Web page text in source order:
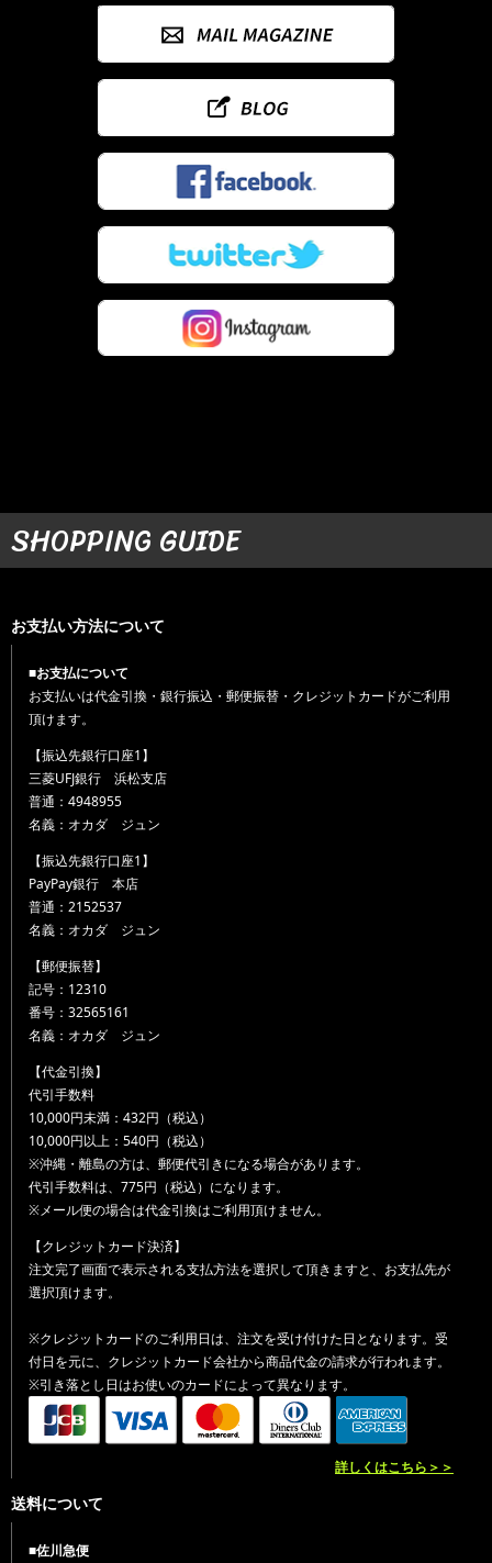
SHOPPING GUIDE
お支払い方法について
■お支払について
お支払いは代金引換・銀行振込・郵便振替・クレジットカードがご利用
頂けます。
【振込先銀行口座1】
三菱UFJ銀行 浜松支店
普通：4948955
名義：オカダ ジュン
【振込先銀行口座1】
PayPay銀行 本店
普通：2152537
名義：オカダ ジュン
【郵便振替】
記号：12310
番号：32565161
名義：オカダ ジュン
【代金引換】
代引手数料
10,000円未満：432円（税込）
10,000円以上：540円（税込）
※沖縄・離島の方は、郵便代引きになる場合があります。
代引手数料は、775円（税込）になります。
※メール便の場合は代金引換はご利用頂けません。
【クレジットカード決済】
注文完了画面で表示される支払方法を選択して頂きますと、お支払先が
選択頂けます。
※クレジットカードのご利用日は、注文を受け付けた日となります。受
付日を元に、クレジットカード会社から商品代金の請求が行われます。
※引き落とし日はお使いのカードによって異なります。
詳しくはこちら＞＞
送料について
■佐川急便